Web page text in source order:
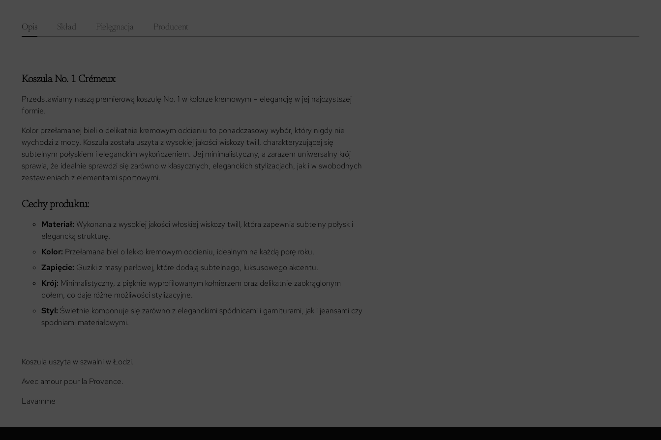
Opis Skład Pielęgnacja Producent
Koszula No. 1 Crémeux
Przedstawiamy naszą premierową koszulę No. 1 w kolorze kremowym – elegancję w jej najczystszej
formie.
Kolor przełamanej bieli o delikatnie kremowym odcieniu to ponadczasowy wybór, który nigdy nie
wychodzi z mody. Koszula została uszyta z wysokiej jakości wiskozy twill, charakteryzującej się
subtelnym połyskiem i eleganckim wykończeniem. Jej minimalistyczny, a zarazem uniwersalny krój
sprawia, że idealnie sprawdzi się zarówno w klasycznych, eleganckich stylizacjach, jak i w swobodnych
zestawieniach z elementami sportowymi.
Cechy produktu:
Materiał: Wykonana z wysokiej jakości włoskiej wiskozy twill, która zapewnia subtelny połysk i
elegancką strukturę.
Kolor: Przełamana biel o lekko kremowym odcieniu, idealnym na każdą porę roku.
Zapięcie: Guziki z masy perłowej, które dodają subtelnego, luksusowego akcentu.
Krój: Minimalistyczny, z pięknie wyprofilowanym kołnierzem oraz delikatnie zaokrąglonym
dołem, co daje różne możliwości stylizacyjne.
Styl: Świetnie komponuje się zarówno z eleganckimi spódnicami i garniturami, jak i jeansami czy
spodniami materiałowymi.
Koszula uszyta w szwalni w Łodzi.
Avec amour pour la Provence.
Lavamme